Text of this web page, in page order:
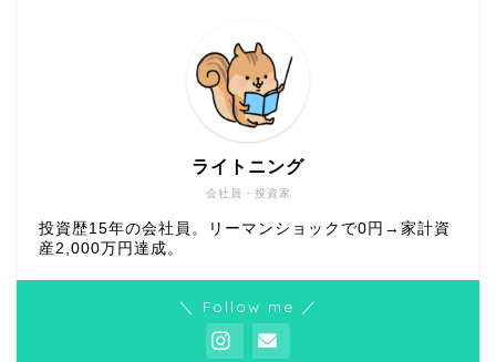
会社員・投資家
ライトニング
投資歴15年の会社員。リーマンショックで0円→家計資
産2,000万円達成。
＼ Follow me ／